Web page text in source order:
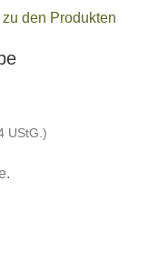
den Produkten
UStG.)